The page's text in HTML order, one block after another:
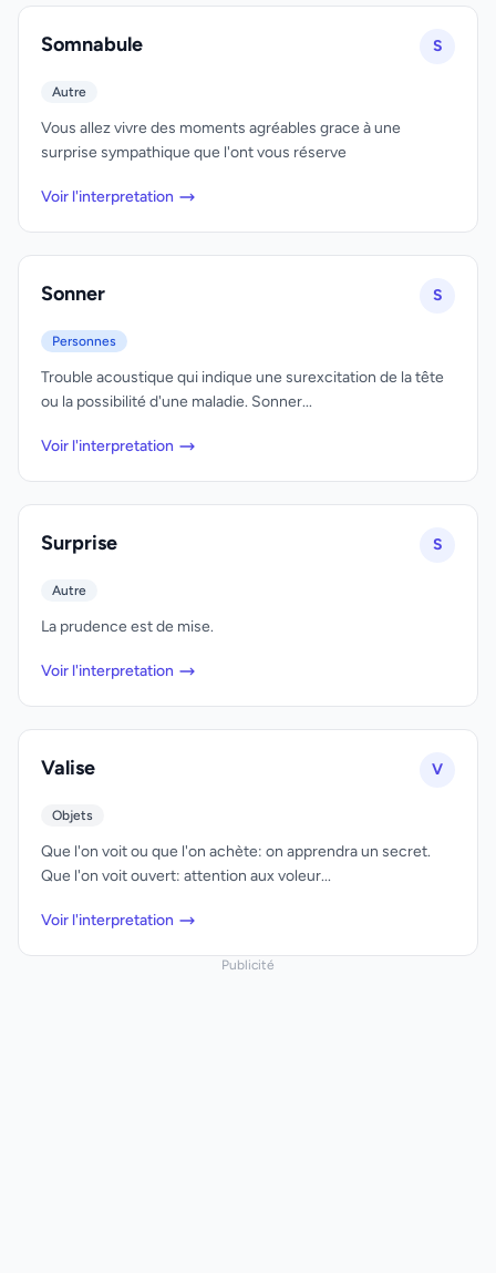
Somnabule S
Autre
Vous allez vivre des moments agréables grace à une
surprise sympathique que l'ont vous réserve
Voir l'interpretation
Sonner S
Personnes
Trouble acoustique qui indique une surexcitation de la tête
ou la possibilité d'une maladie. Sonner...
Voir l'interpretation
Surprise S
Autre
La prudence est de mise.
Voir l'interpretation
Valise V
Objets
Que l'on voit ou que l'on achète: on apprendra un secret.
Que l'on voit ouvert: attention aux voleur...
Voir l'interpretation
Publicité